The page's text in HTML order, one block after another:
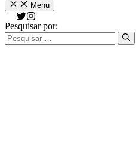
Menu
Pesquisar por: